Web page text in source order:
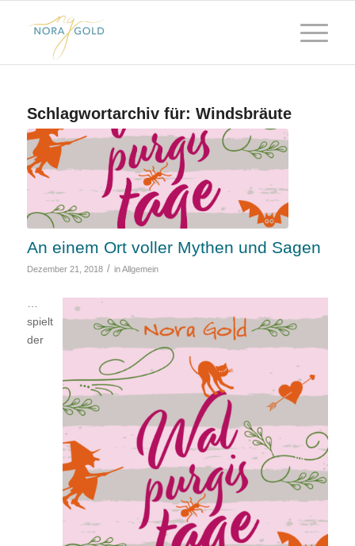
Schlagwortarchiv für: Windsbräute
An einem Ort voller Mythen und Sagen
Dezember 21, 2018 / inAllgemein
spielt
der